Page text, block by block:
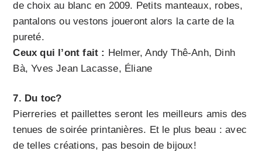
de choix au blanc en 2009. Petits manteaux, robes,
pantalons ou vestons joueront alors la carte de la
pureté.
Ceux qui l’ont fait : Helmer, Andy Thê-Anh, Dinh
Bà, Yves Jean Lacasse, Éliane
7. Du toc?
Pierreries et paillettes seront les meilleurs amis des
tenues de soirée printanières. Et le plus beau : avec
de telles créations, pas besoin de bijoux!